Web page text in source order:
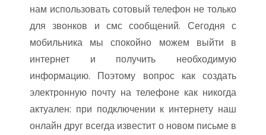
нам использовать сотовый телефон не только
для звонков и смс сообщений. Сегодня с
мобильника мы спокойно можем выйти в
интернет и получить необходимую
информацию. Поэтому вопрос как создать
электронную почту на телефоне как никогда
актуален: при подключении к интернету наш
онлайн друг всегда известит о новом письме в